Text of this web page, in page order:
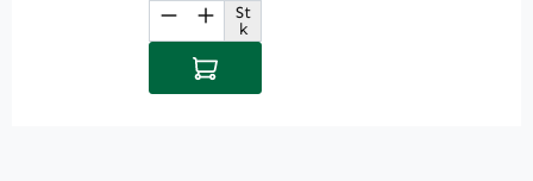
Produkt Anzahl: Gib den
St
k
In den Warenkorb